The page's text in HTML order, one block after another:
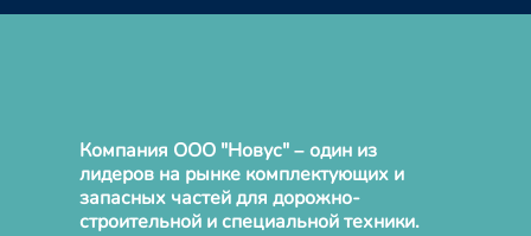
Компания ООО "Новус" – один из
лидеров на рынке комплектующих и
запасных частей для дорожно-
строительной и специальной техники.